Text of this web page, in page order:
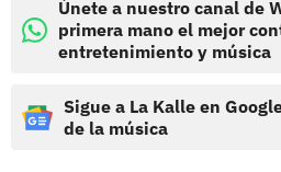
Únete a nuestro canal de
primera mano el mejor
entretenimiento y música
Sigue a La Kalle en
de la música